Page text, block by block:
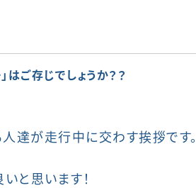
はご存じでしょうか？？
達が走行中に交わす挨拶です。
と思います！